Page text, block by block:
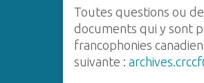
Toutes questions ou
documents qui y sont
francophonies
suivante :